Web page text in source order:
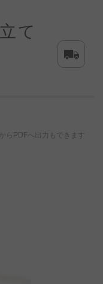
て
らPDFへ出力もできます